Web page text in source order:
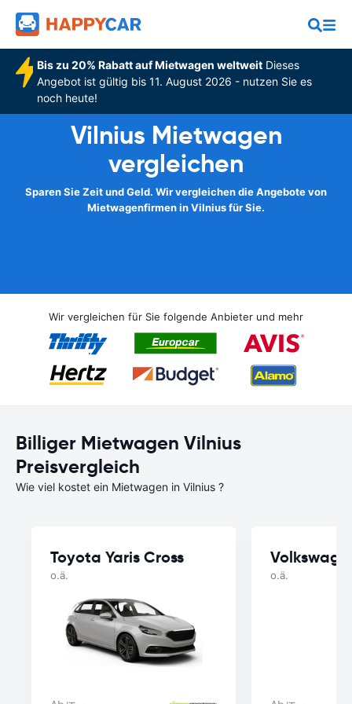
Bis zu 20% Rabatt auf Mietwagen weltweitDieses
Angebot ist gültig bis 11. August 2026 - nutzen Sie es
noch heute!
Vilnius Mietwagen
vergleichen
Sparen Sie Zeit und Geld. Wir vergleichen die Angebote von
Mietwagenfirmen in Vilnius für Sie.
Wir vergleichen für Sie folgende Anbieter und mehr
Billiger Mietwagen Vilnius
Preisvergleich
Wie viel kostet ein Mietwagen in Vilnius ?
Toyota Yaris Cross
o.ä. o.ä.